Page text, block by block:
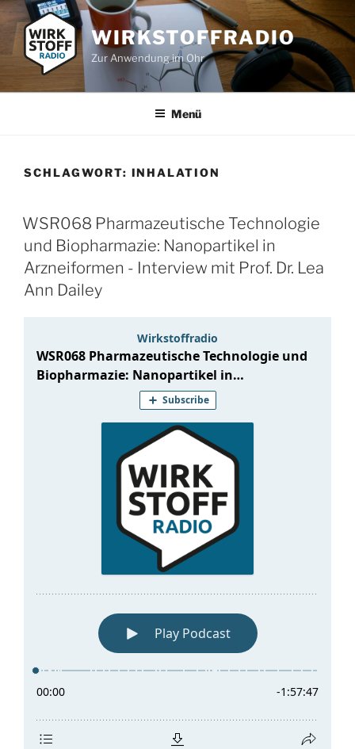
Zum
Inhalt
springen
WIRKSTOFFRADIO
Zur Anwendung im Ohr
Menü
SCHLAGWORT: INHALATION
WSR068 Pharmazeutische Technologie
und Biopharmazie: Nanopartikel in
Arzneiformen - Interview mit Prof. Dr. Lea
Ann Dailey